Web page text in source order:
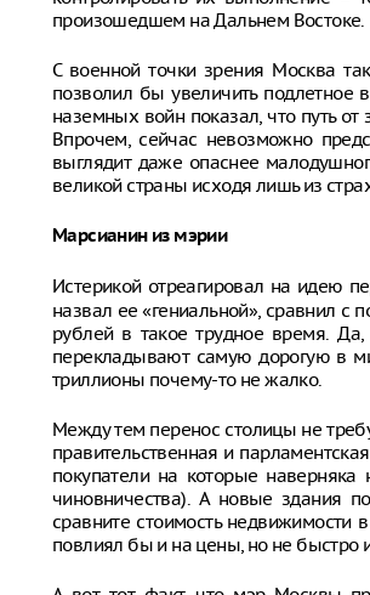
произошедшем на Дальнем Востоке.
С военной точки зрения Москва
позволил бы увеличить подлетное
наземных войн показал, что путь
Впрочем, сейчас невозможно
выглядит даже опаснее
великой страны исходя лишь из
Марсианин из мэрии
Истерикой отреагировал на идею
назвал ее «гениальной», сравнил
рублей в такое трудное время.
перекладывают самую дорогую в
триллионы почему-то не жалко.
Между тем перенос столицы не
правительственная и
покупатели на которые
чиновничества). А новые здания
сравните стоимость недвижимости
повлиял бы и на цены, но не быстро